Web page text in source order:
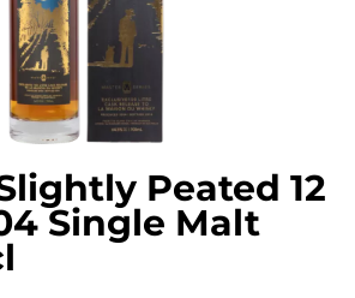
Peated 12
Single Malt